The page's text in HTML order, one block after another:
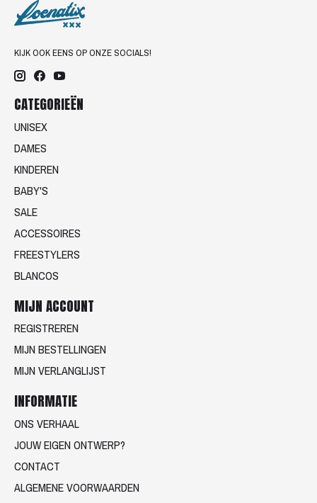
KIJK OOK EENS OP ONZE SOCIALS!
CATEGORIEËN
UNISEX
DAMES
KINDEREN
BABY'S
SALE
ACCESSOIRES
FREESTYLERS
BLANCOS
MIJN ACCOUNT
REGISTREREN
MIJN BESTELLINGEN
MIJN VERLANGLIJST
INFORMATIE
ONS VERHAAL
JOUW EIGEN ONTWERP?
CONTACT
ALGEMENE VOORWAARDEN